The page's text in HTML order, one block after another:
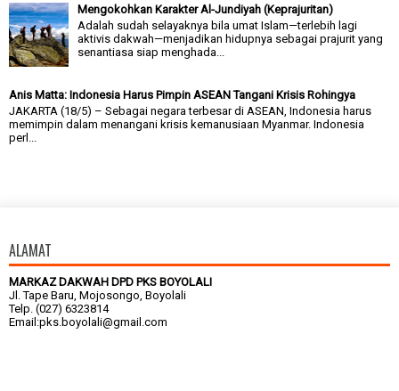
Mengokohkan Karakter Al-Jundiyah (Keprajuritan)
Adalah sudah selayaknya bila umat Islam—terlebih lagi
aktivis dakwah—menjadikan hidupnya sebagai prajurit yang
senantiasa siap menghada...
Anis Matta: Indonesia Harus Pimpin ASEAN Tangani Krisis Rohingya
JAKARTA (18/5) – Sebagai negara terbesar di ASEAN, Indonesia harus
memimpin dalam menangani krisis kemanusiaan Myanmar. Indonesia
perl...
ALAMAT
MARKAZ DAKWAH DPD PKS BOYOLALI
Jl. Tape Baru, Mojosongo, Boyolali
Telp. (027) 6323814
Email:pks.boyolali@gmail.com